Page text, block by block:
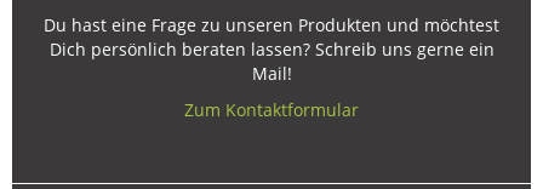
Du hast eine Frage zu unseren Produkten und möchtest
Dich persönlich beraten lassen? Schreib uns gerne ein
Mail!
Zum Kontaktformular